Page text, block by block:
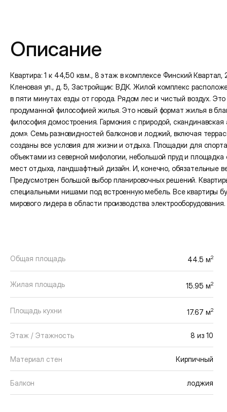
Описание
Квартира: 1 к 44,50 кв.м., 8 этаж в комплексе Финский
Кленовая ул., д. 5, Застройщик: ВДК. Жилой комплекс
в пяти минутах езды от города. Рядом лес и чистый воздух.
продуманной философией жилья. Это новый формат жилья в
философия домостроения. Гармония с природой,
дом». Семь разновидностей балконов и лоджий, включая
созданы все условия для жизни и отдыха. Площадки для
объектами из северной мифологии, небольшой пруд и
мест отдыха, ландшафтный дизайн. И, конечно, обязательные
Предусмотрен большой выбор планировочных решений.
специальными нишами под встроенную мебель. Все квартиры
мирового лидера в области производства электрооборудования.
Общая площадь 44.5 м2
Жилая площадь 15.95 м2
Площадь кухни 17.67 м2
Этаж / Этажность 8 из 10
Материал стен Кирпичный
Балкон лоджия